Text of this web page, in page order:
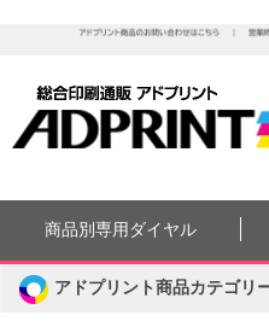
商品別専用ダイヤル
アドプリント商品カテゴリ